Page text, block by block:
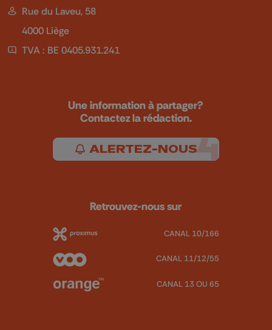
Rue du Laveu, 58
4000 Liège
TVA : BE 0405.931.241
Une information à partager?
Contactez la rédaction.
ALERTEZ-NOUS
Retrouvez-nous sur
CANAL 10/166
CANAL 11/12/55
CANAL 13 OU 65